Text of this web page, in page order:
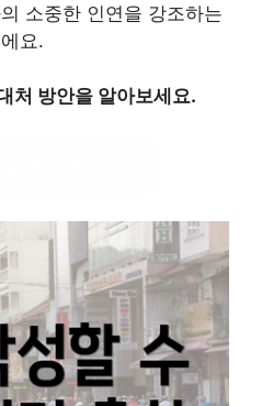
소중한 인연을 강조하는
요.
처 방안을 알아보세요.